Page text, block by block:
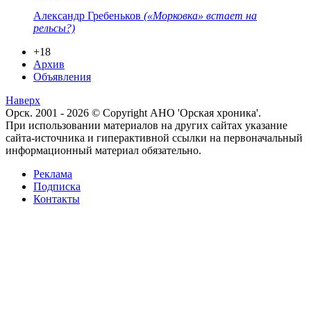
Александр Гребеньков («Морковка» встает на
рельсы?)
+18
Архив
Объявления
Наверх
Орск. 2001 - 2026 © Copyright АНО 'Орская хроника'.
При использовании материалов на других сайтах указание
сайта-источника и гиперактивной ссылки на первоначальный
информационный материал обязательно.
Реклама
Подписка
Контакты